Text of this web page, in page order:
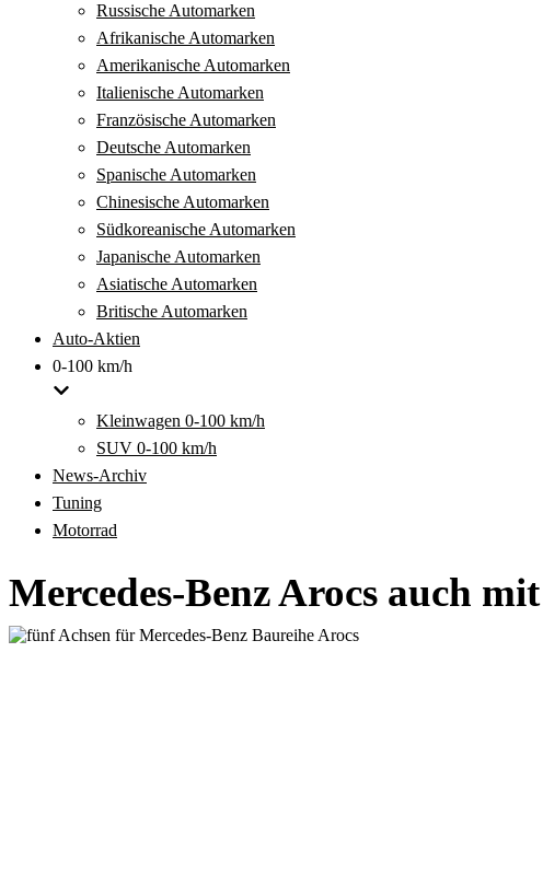
Russische Automarken
Afrikanische Automarken
Amerikanische Automarken
Italienische Automarken
Französische Automarken
Deutsche Automarken
Spanische Automarken
Chinesische Automarken
Südkoreanische Automarken
Japanische Automarken
Asiatische Automarken
Britische Automarken
Auto-Aktien
0-100 km/h
Kleinwagen 0-100 km/h
SUV 0-100 km/h
News-Archiv
Tuning
Motorrad
Mercedes-Benz Arocs auch